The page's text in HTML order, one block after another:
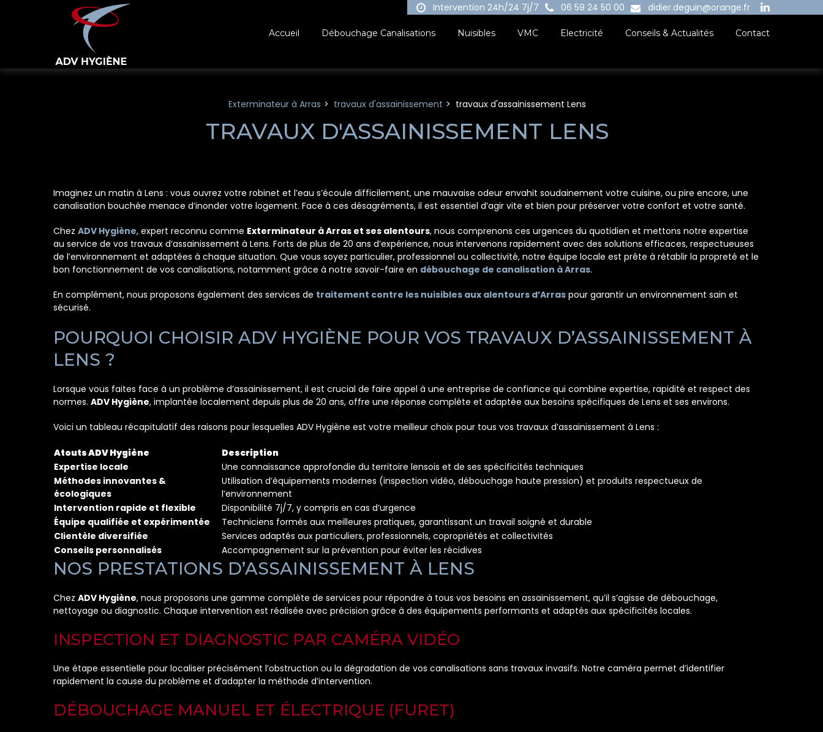
Intervention 24h/24 7j/7 06 59 24 50 00 didier.deguin@orange.fr
Accueil Débouchage Canalisations Nuisibles VMC Electricité Conseils & Actualités Contact
Exterminateur à Arras travaux d'assainissement travaux d'assainissement Lens
TRAVAUX D'ASSAINISSEMENT LENS
Imaginez un matin à Lens : vous ouvrez votre robinet et l’eau s’écoule difficilement, une mauvaise odeur envahit soudainement votre cuisine, ou pire encore, une
canalisation bouchée menace d’inonder votre logement. Face à ces désagréments, il est essentiel d’agir vite et bien pour préserver votre confort et votre santé.
Chez ADV Hygiène, expert reconnu comme Exterminateur à Arras et ses alentours, nous comprenons ces urgences du quotidien et mettons notre expertise
au service de vos travaux d’assainissement à Lens. Forts de plus de 20 ans d’expérience, nous intervenons rapidement avec des solutions efficaces, respectueuses
de l’environnement et adaptées à chaque situation. Que vous soyez particulier, professionnel ou collectivité, notre équipe locale est prête à rétablir la propreté et le
bon fonctionnement de vos canalisations, notamment grâce à notre savoir-faire en débouchage de canalisation à Arras.
En complément, nous proposons également des services de traitement contre les nuisibles aux alentours d’Arras pour garantir un environnement sain et
sécurisé.
POURQUOI CHOISIR ADV HYGIÈNE POUR VOS TRAVAUX D’ASSAINISSEMENT À
LENS ?
Lorsque vous faites face à un problème d’assainissement, il est crucial de faire appel à une entreprise de confiance qui combine expertise, rapidité et respect des
normes. ADV Hygiène, implantée localement depuis plus de 20 ans, offre une réponse complète et adaptée aux besoins spécifiques de Lens et ses environs.
Voici un tableau récapitulatif des raisons pour lesquelles ADV Hygiène est votre meilleur choix pour tous vos travaux d’assainissement à Lens :
Atouts ADV Hygiène
Description
Expertise locale
Une connaissance approfondie du territoire lensois et de ses spécificités techniques
Méthodes innovantes &
écologiques
Utilisation d’équipements modernes (inspection vidéo, débouchage haute pression) et produits respectueux de
l’environnement
Intervention rapide et flexible
Disponibilité 7j/7, y compris en cas d’urgence
Équipe qualifiée et expérimentée
Techniciens formés aux meilleures pratiques, garantissant un travail soigné et durable
Clientèle diversifiée
Services adaptés aux particuliers, professionnels, copropriétés et collectivités
Conseils personnalisés
Accompagnement sur la prévention pour éviter les récidives
NOS PRESTATIONS D’ASSAINISSEMENT À LENS
Chez ADV Hygiène, nous proposons une gamme complète de services pour répondre à tous vos besoins en assainissement, qu’il s’agisse de débouchage,
nettoyage ou diagnostic. Chaque intervention est réalisée avec précision grâce à des équipements performants et adaptés aux spécificités locales.
INSPECTION ET DIAGNOSTIC PAR CAMÉRA VIDÉO
Une étape essentielle pour localiser précisément l’obstruction ou la dégradation de vos canalisations sans travaux invasifs. Notre caméra permet d’identifier
rapidement la cause du problème et d’adapter la méthode d’intervention.
DÉBOUCHAGE MANUEL ET ÉLECTRIQUE (FURET)
Panneau de gestion des cookies